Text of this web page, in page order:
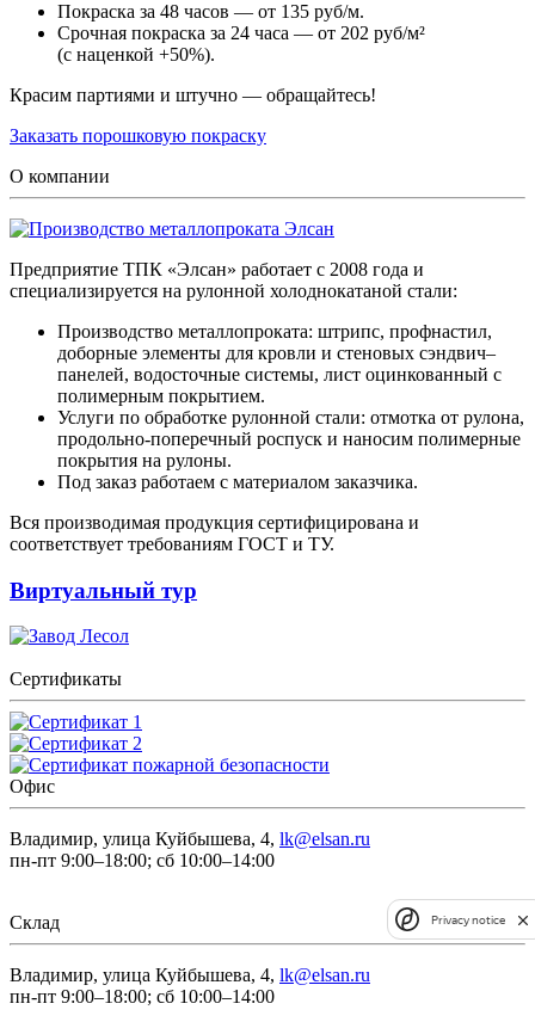
Покраска за 48 часов — от 135 руб/м.
Срочная покраска за 24 часа — от 202 руб/м²
(с наценкой +50%).
Красим партиями и штучно — обращайтесь!
Заказать порошковую покраску
О компании
Предприятие ТПК «Элсан» работает с 2008 года и
специализируется на рулонной холоднокатаной стали:
Производство металлопроката: штрипс, профнастил,
доборные элементы для кровли и стеновых сэндвич–
панелей, водосточные системы, лист оцинкованный с
полимерным покрытием.
Услуги по обработке рулонной стали: отмотка от рулона,
продольно-поперечный роспуск и наносим полимерные
покрытия на рулоны.
Под заказ работаем с материалом заказчика.
Вся производимая продукция сертифицирована и
соответствует требованиям ГОСТ и ТУ.
Виртуальный тур
Сертификаты
Офис
Владимир, улица Куйбышева, 4, lk@elsan.ru
пн-пт 9:00–18:00; сб 10:00–14:00
Склад
Владимир, улица Куйбышева, 4, lk@elsan.ru
пн-пт 9:00–18:00; сб 10:00–14:00
Privacy notice